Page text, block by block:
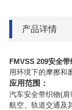
产品详情
FMVSS 209安全
用环境下的摩擦和
应用范围：
汽车安全带织物(
航空、轨道交通及